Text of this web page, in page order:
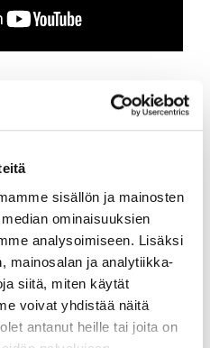
sisällön ja mainosten
ominaisuuksien
analysoimiseen. Lisäksi
mainosalan ja analytiikka-
siitä, miten käytät
voivat yhdistää näitä
antanut heille tai joita on